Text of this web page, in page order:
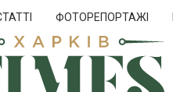
ФОТОРЕПОРТАЖІ